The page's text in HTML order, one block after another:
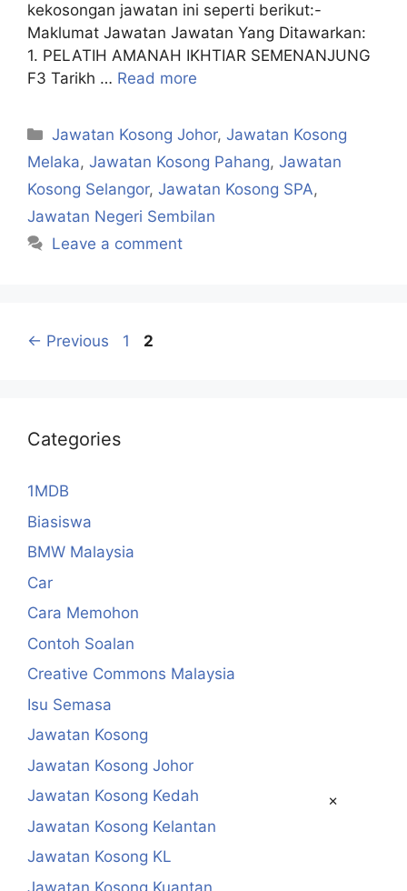
kekosongan jawatan ini seperti berikut:-
Maklumat Jawatan Jawatan Yang Ditawarkan:
1. PELATIH AMANAH IKHTIAR SEMENANJUNG
F3 Tarikh … Read more
Categories
Jawatan Kosong Johor,Jawatan Kosong
Melaka, Jawatan Kosong Pahang, Jawatan
Kosong Selangor, Jawatan Kosong SPA,
Jawatan Negeri Sembilan
Leave a comment
← Previous Page
1 Page
2
Categories
1MDB
Biasiswa
BMW Malaysia
Car
Cara Memohon
Contoh Soalan
Creative Commons Malaysia
Isu Semasa
Jawatan Kosong
Jawatan Kosong Johor
Jawatan Kosong Kedah
Jawatan Kosong Kelantan
Jawatan Kosong KL
Jawatan Kosong Kuantan
×